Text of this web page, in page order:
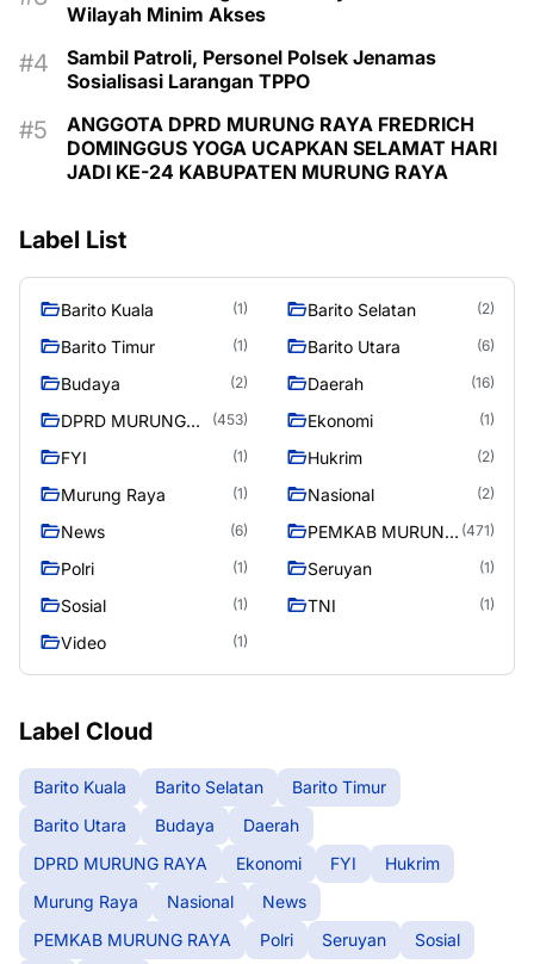
Wilayah Minim Akses
Sambil Patroli, Personel Polsek Jenamas
Sosialisasi Larangan TPPO
ANGGOTA DPRD MURUNG RAYA FREDRICH
DOMINGGUS YOGA UCAPKAN SELAMAT HARI
JADI KE-24 KABUPATEN MURUNG RAYA
Label List
Barito Kuala (1) Barito Selatan (2)
Barito Timur (1) Barito Utara (6)
Budaya (2) Daerah (16)
DPRD MURUNG
(453) Ekonomi (1)
FYI (1) Hukrim (2)
Murung Raya (1) Nasional (2)
News (6)
PEMKAB MURUNG (471)
Polri (1) Seruyan (1)
Sosial (1) TNI (1)
Video (1)
Label Cloud
Barito Kuala Barito Selatan
Barito Timur
Barito Utara
Budaya
Daerah
DPRD MURUNG RAYA
Ekonomi FYI
Hukrim
Murung Raya
Nasional
News
PEMKAB MURUNG RAYA
Polri Seruyan
Sosial